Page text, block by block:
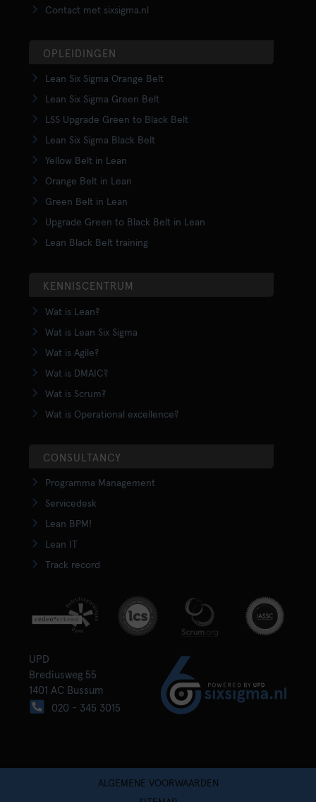
Contact met sixsigma.nl
OPLEIDINGEN
Lean Six Sigma Orange Belt
Lean Six Sigma Green Belt
LSS Upgrade Green to Black Belt
Lean Six Sigma Black Belt
Yellow Belt in Lean
Orange Belt in Lean
Green Belt in Lean
Upgrade Green to Black Belt in Lean
Lean Black Belt training
KENNISCENTRUM
Wat is Lean?
Wat is Lean Six Sigma
Wat is Agile?
Wat is DMAIC?
Wat is Scrum?
Wat is Operational excellence?
CONSULTANCY
Programma Management
Servicedesk
Lean BPM!
Lean IT
Track record
UPD
Brediusweg 55
1401 AC Bussum
020 - 345 3015
ALGEMENE VOORWAARDEN